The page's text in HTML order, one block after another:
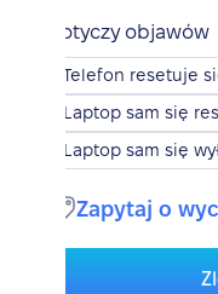
Dotyczy objawów
Telefon resetuje
Laptop sam się
Laptop sam się
Zapytaj o